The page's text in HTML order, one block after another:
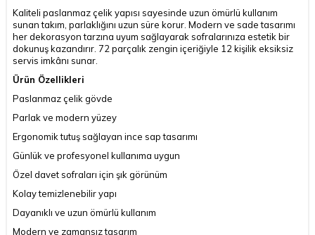
Kaliteli paslanmaz çelik yapısı sayesinde uzun ömürlü kullanım
sunan takım, parlaklığını uzun süre korur. Modern ve sade tasarımı
her dekorasyon tarzına uyum sağlayarak sofralarınıza estetik bir
dokunuş kazandırır. 72 parçalık zengin içeriğiyle 12 kişilik eksiksiz
servis imkânı sunar.
Ürün Özellikleri
Paslanmaz çelik gövde
Parlak ve modern yüzey
Ergonomik tutuş sağlayan ince sap tasarımı
Günlük ve profesyonel kullanıma uygun
Özel davet sofraları için şık görünüm
Kolay temizlenebilir yapı
Dayanıklı ve uzun ömürlü kullanım
Modern ve zamansız tasarım